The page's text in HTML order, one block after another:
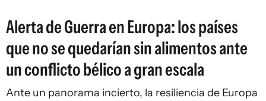
Alerta de Guerra en Europa: los países
que no se quedarían sin alimentos ante
un conflicto bélico a gran escala
Ante un panorama incierto, la resiliencia de Europa